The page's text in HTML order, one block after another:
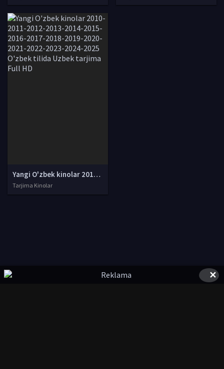
Yangi O'zbek kinolar 2010-2011-2012-2013-2014-2015-2016-2017-2018-2019-2020-2021-2022-2023-2024-2025 O'zbek tilida Uzbek tarjima Full HD
Tarjima Kinolar
✕